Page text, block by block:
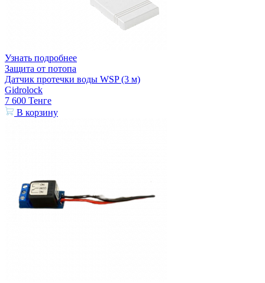
Узнать подробнее
Защита от потопа
Датчик протечки воды WSP (3 м)
Gidrolock
7 600 Тенге
В корзину